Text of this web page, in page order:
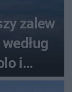
zalew
i